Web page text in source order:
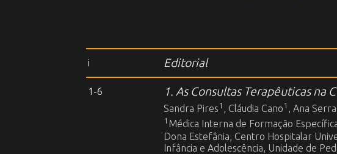
i Editorial
1-6 1. As Consultas Terapêuticas na
Sandra Pires 1 , Cláudia Cano 1 , Ana
1 Médica Interna de Formação
Dona Estefânia, Centro Hospitalar
Infância e Adolescência, Unidade de